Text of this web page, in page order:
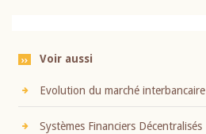
Voir aussi
Evolution du marché interbancaire
Systèmes Financiers Décentralisés